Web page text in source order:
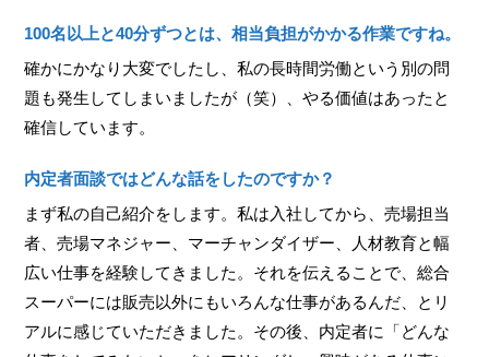
100名以上と40分ずつとは、相当負担がかかる作業ですね。
確かにかなり大変でしたし、私の長時間労働という別の問
題も発生してしまいましたが（笑）、やる価値はあったと
確信しています。
内定者面談ではどんな話をしたのですか？
まず私の自己紹介をします。私は入社してから、売場担当
者、売場マネジャー、マーチャンダイザー、人材教育と幅
広い仕事を経験してきました。それを伝えることで、総合
スーパーには販売以外にもいろんな仕事があるんだ、とリ
アルに感じていただきました。その後、内定者に「どんな